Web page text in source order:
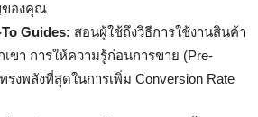
ของคุณ
Guides: สอนผู้ใช้ถึงวิธีการใช้งานสินค้า
ขา การให้ความรู้ก่อนการขาย (Pre-
รงพลังที่สุดในการเพิ่ม Conversion Rate